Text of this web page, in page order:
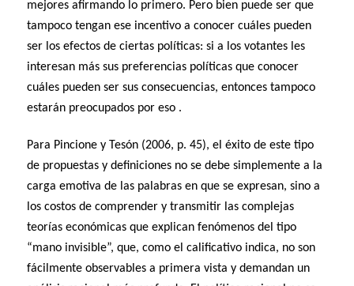
mejores afirmando lo primero. Pero bien puede ser que
tampoco tengan ese incentivo a conocer cuáles pueden
ser los efectos de ciertas políticas: si a los votantes les
interesan más sus preferencias políticas que conocer
cuáles pueden ser sus consecuencias, entonces tampoco
estarán preocupados por eso .
Para Pincione y Tesón (2006, p. 45), el éxito de este tipo
de propuestas y definiciones no se debe simplemente a la
carga emotiva de las palabras en que se expresan, sino a
los costos de comprender y transmitir las complejas
teorías económicas que explican fenómenos del tipo
“mano invisible”, que, como el calificativo indica, no son
fácilmente observables a primera vista y demandan un